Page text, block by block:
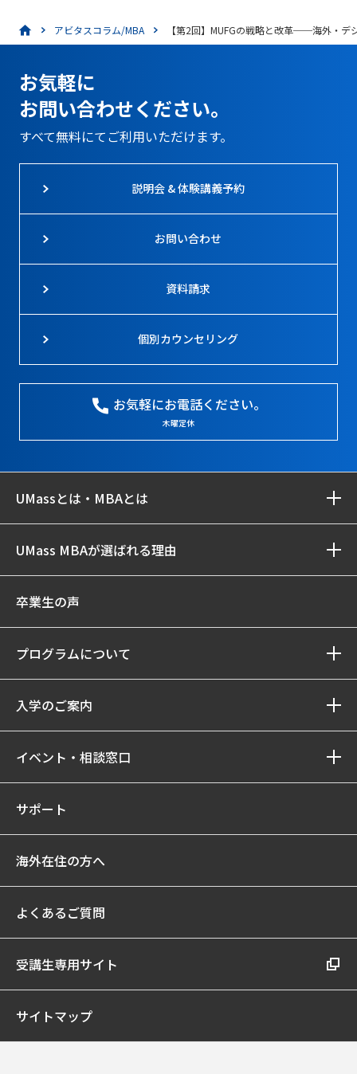
アビタスコラム/MBA 【第2回】MUFGの戦略と改革──海外・
お気軽に
お問い合わせください。
すべて無料にてご利用いただけます。
説明会 & 体験講義予約
お問い合わせ
資料請求
個別カウンセリング
お気軽にお電話ください。
木曜定休
UMassとは・MBAとは
UMass MBAが選ばれる理由
卒業生の声
プログラムについて
入学のご案内
イベント・相談窓口
サポート
海外在住の方へ
よくあるご質問
受講生専用サイト
サイトマップ